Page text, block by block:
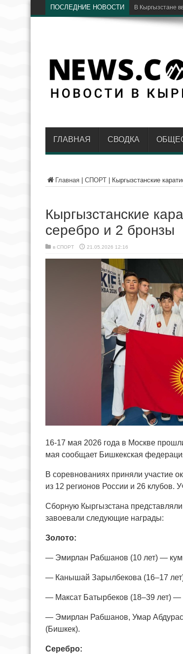
ПОСЛЕДНИЕ НОВОСТИ Э
ГЛАВНАЯ СВОДКА
Главная СПОРТ Кыргызстанские
Кыргызстанские
серебро и 2 бронзы
в СПОРТ 21.05.2026 12:16
16-17 мая 2026 года в Москве
мая сообщает Бишкекская
В соревнованиях приняли участие
из 12 регионов России и 26 клубов.
Сборную Кыргызстана
завоевали следующие награды:
Золото:
— Эмирлан Рабшанов (10 лет) —
— Канышай Зарылбекова (16–17
— Максат Батырбеков (18–39 лет) —
— Эмирлан Рабшанов, Умар
(Бишкек).
Серебро: